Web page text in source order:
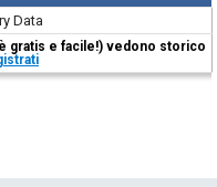
Data
gratis e facile!) vedono storico